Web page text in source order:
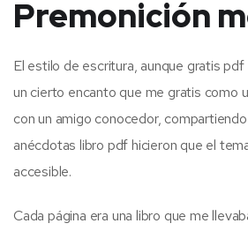
Premonición
El estilo de escritura, aunque gratis
un cierto encanto que me gratis como
con un amigo conocedor,
anécdotas libro pdf hicieron que el
accesible.
Cada página era una libro que me